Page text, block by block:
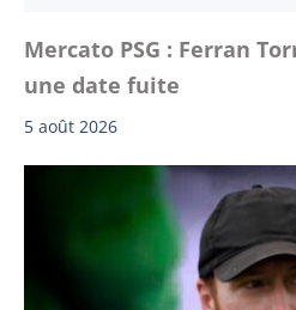
Mercato PSG : Ferran
une date fuite
5 août 2026